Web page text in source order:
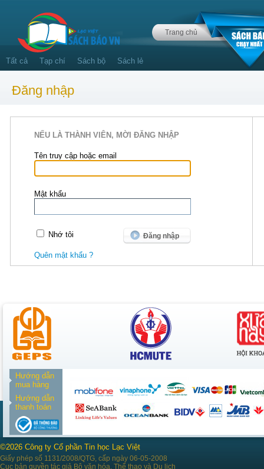
Trang chủ
Tất cả Tạp chí Sách bộ Sách lẻ
Đăng nhập
NẾU LÀ THÀNH VIÊN, MỜI ĐĂNG NHẬP
Tên truy cập hoặc email
Mật khẩu
Nhớ tôi
Quên mật khẩu ?
Hướng dẫn
mua hàng
Hướng dẫn
thanh toán
©2026 Công ty Cổ phần Tin học Lạc Việt
Giấy phép số 1131/2008/QTG, cấp ngày 06-05-2008
Cục bản quyền tác giả Bộ văn hóa, Thể thao và Du lịch